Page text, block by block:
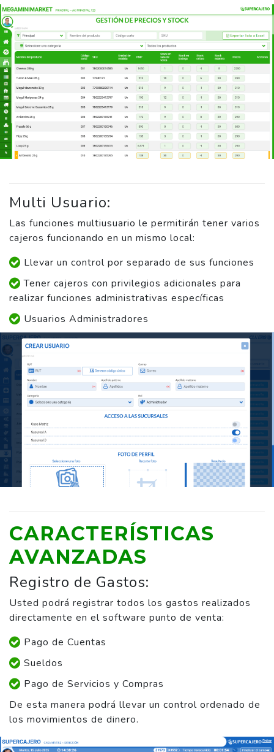
Multi Usuario:
Las funciones multiusuario le permitirán tener varios
cajeros funcionando en un mismo local:
Llevar un control por separado de sus funciones
Tener cajeros con privilegios adicionales para
realizar funciones administrativas específicas
Usuarios Administradores
CARACTERÍSTICAS
AVANZADAS
Registro de Gastos:
Usted podrá registrar todos los gastos realizados
directamente en el software punto de venta:
Pago de Cuentas
Sueldos
Pago de Servicios y Compras
De esta manera podrá llevar un control ordenado de
los movimientos de dinero.